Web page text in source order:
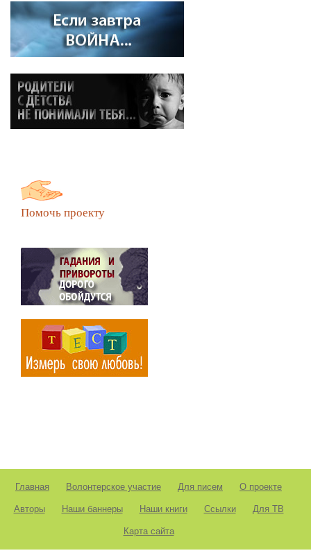
Помочь проекту
Главная Волонтерское участие Для писем О проекте
Авторы Наши баннеры Наши книги Ссылки Для ТВ
Карта сайта